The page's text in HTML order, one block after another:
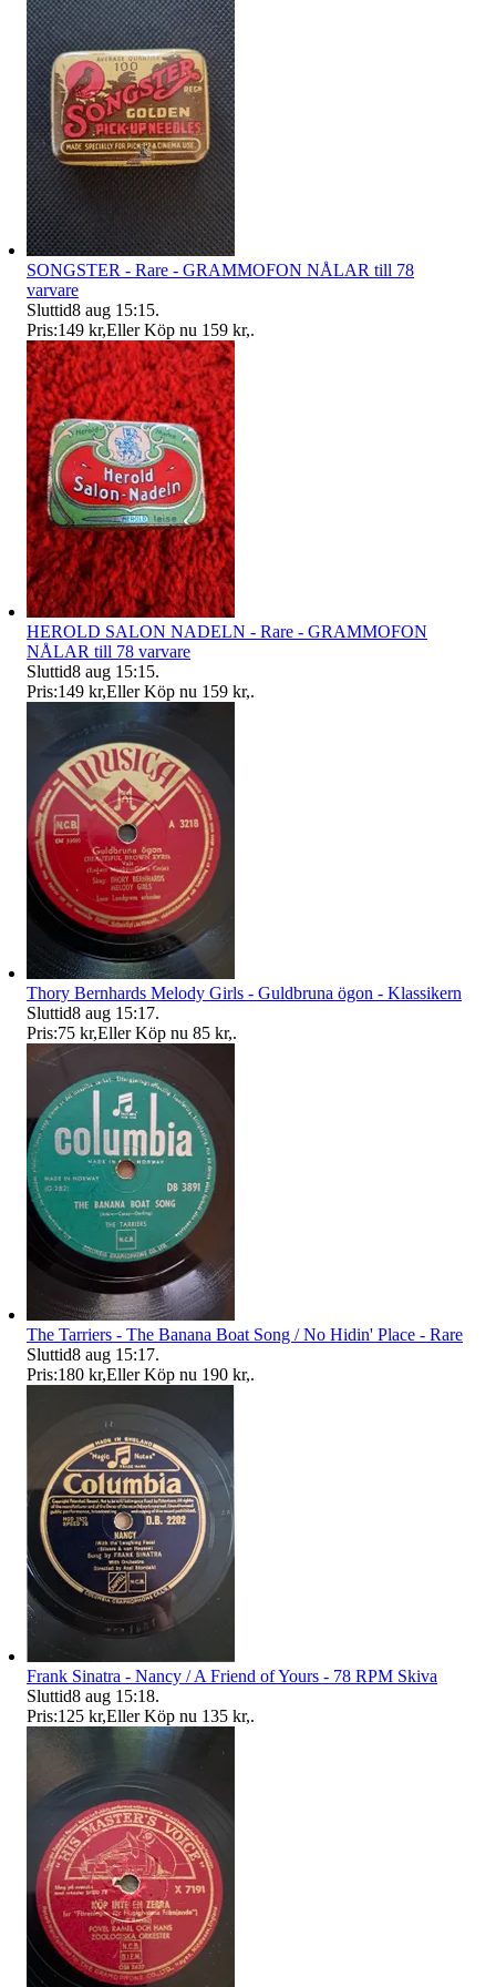
SONGSTER - Rare - GRAMMOFON NÅLAR till 78
varvare
Sluttid8 aug 15:15.
Pris:149 kr,Eller Köp nu 159 kr,.
HEROLD SALON NADELN - Rare - GRAMMOFON
NÅLAR till 78 varvare
Sluttid8 aug 15:15.
Pris:149 kr,Eller Köp nu 159 kr,.
Thory Bernhards Melody Girls - Guldbruna ögon - Klassikern
Sluttid8 aug 15:17.
Pris:75 kr,Eller Köp nu 85 kr,.
The Tarriers - The Banana Boat Song / No Hidin' Place - Rare
Sluttid8 aug 15:17.
Pris:180 kr,Eller Köp nu 190 kr,.
Frank Sinatra - Nancy / A Friend of Yours - 78 RPM Skiva
Sluttid8 aug 15:18.
Pris:125 kr,Eller Köp nu 135 kr,.